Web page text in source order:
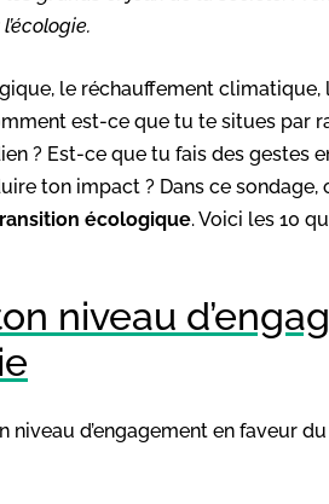
le réchauffement
est-ce que tu te situes par
? Est-ce que tu fais des gestes
ton impact ? Dans ce sondage,
écologique. Voici les 10
niveau
niveau d’engagement en faveur